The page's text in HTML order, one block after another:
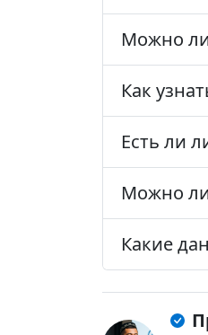
Можно ли
Как
Есть ли
Можно
Какие